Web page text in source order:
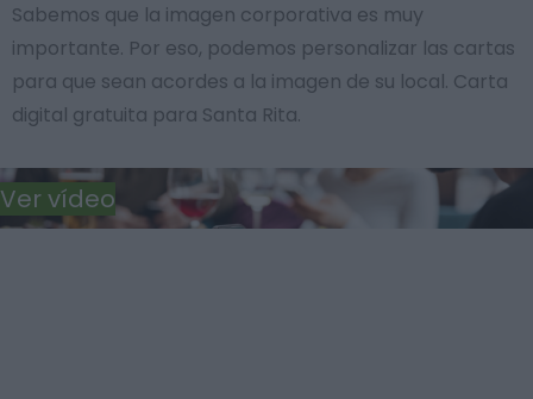
Sabemos que la imagen corporativa es muy
importante. Por eso, podemos personalizar las cartas
para que sean acordes a la imagen de su local. Carta
digital gratuita para Santa Rita.
Ver vídeo